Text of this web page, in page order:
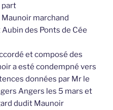
part
marchand
des Ponts de Cée
et composé des
a esté condempné vers
données par Mr le
Angers les 5 mars et
dudit Maunoir